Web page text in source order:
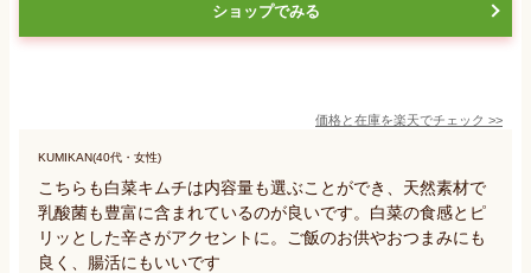
ショップでみる
価格と在庫を楽天でチェック >>
KUMIKAN(40代・女性)
こちらも白菜キムチは内容量も選ぶことができ、天然素材で
乳酸菌も豊富に含まれているのが良いです。白菜の食感とピ
リッとした辛さがアクセントに。ご飯のお供やおつまみにも
良く、腸活にもいいです